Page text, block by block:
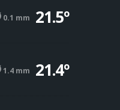
0.1 mm 21.5º
1.4 mm 21.4º